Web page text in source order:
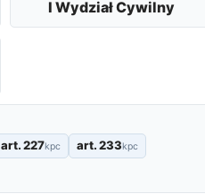
I Wydział Cywilny
art. 227kpc art. 233kpc